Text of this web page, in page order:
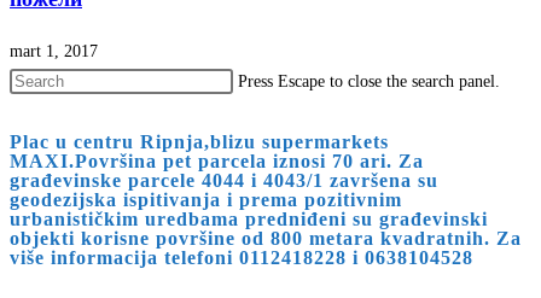
mart 1, 2017
Press Escape to close the search panel.
Plac u centru Ripnja,blizu supermarkets
MAXI.Površina pet parcela iznosi 70 ari. Za
građevinske parcele 4044 i 4043/1 završena su
geodezijska ispitivanja i prema pozitivnim
urbanističkim uredbama predniđeni su građevinski
objekti korisne površine od 800 metara kvadratnih. Za
više informacija telefoni 0112418228 i 0638104528